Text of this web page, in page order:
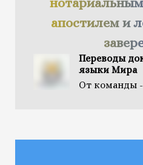
апостилем и
Переводы
языки Мира
От команды